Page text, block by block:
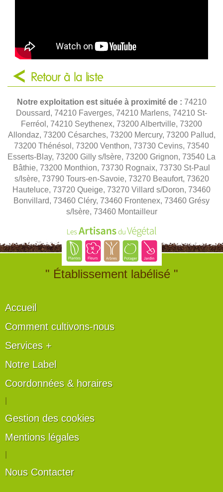
Retour à la liste
Notre exploitation est située à proximité de : 74210
Doussard, 74210 Faverges, 74210 Marlens, 74210 St-
Ferréol, 74210 Seythenex, 73200 Albertville, 73200
Allondaz, 73200 Césarches, 73200 Mercury, 73200 Pallud,
73200 Thénésol, 73200 Venthon, 73730 Cevins, 73540
Esserts-Blay, 73200 Gilly s/Isère, 73200 Grignon, 73540 La
Bâthie, 73200 Monthion, 73730 Rognaix, 73730 St-Paul
s/Isère, 73790 Tours-en-Savoie, 73270 Beaufort, 73620
Hauteluce, 73720 Queige, 73270 Villard s/Doron, 73460
Bonvillard, 73460 Cléry, 73460 Frontenex, 73460 Grésy
s/Isère, 73460 Montailleur
" Établissement labélisé "
Accueil
Comment cultivons-nous
Services +
Notre Label
Coordonnées & horaires
Gestion des cookies
Mentions légales
Nous Contacter